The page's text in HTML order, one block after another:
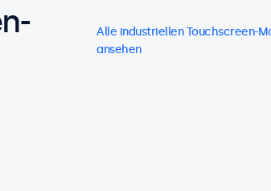
Alle industriellen Touchscreen-
ansehen